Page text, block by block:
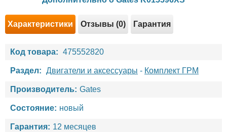
Характеристики Отзывы (0) Гарантия
Код товара: 475552820
Раздел: Двигатели и аксессуары - Комплект ГРМ
Производитель: Gates
Состояние: новый
Гарантия: 12 месяцев